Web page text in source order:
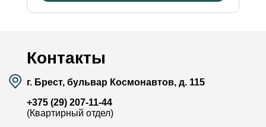
Контакты
г. Брест, бульвар Космонавтов, д. 115
+375 (29) 207-11-44
(Квартирный отдел)